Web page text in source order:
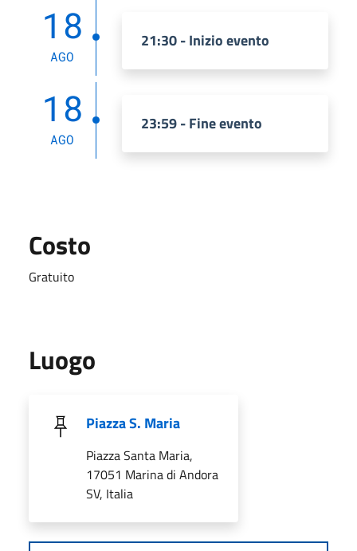
18
AGO
21:30 - Inizio evento
18
AGO
23:59 - Fine evento
Costo
Gratuito
Luogo
Piazza S. Maria
Piazza Santa Maria,
17051 Marina di Andora
SV, Italia